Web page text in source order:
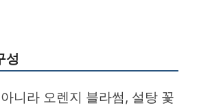
성
니라 오렌지 블라썸, 설탕 꽃